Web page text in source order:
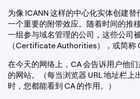
为像 ICANN 这样的中心化实体创建
一个重要的附带效应。随着时间的推
一组参与域名管理的公司，这些公司
（Certificate Authorities），或简称
在今天的网络上，CA 会告诉用户他
的网站。（每当浏览器 URL 地址栏上
时，您都能看到 CA 的作用。）